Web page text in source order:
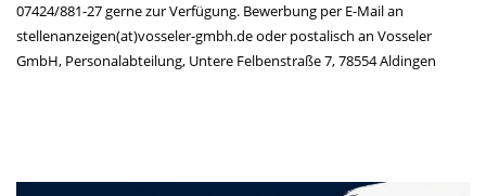
07424/881-27 gerne zur Verfügung. Bewerbung per E-Mail an
stellenanzeigen(at)vosseler-gmbh.de oder postalisch an Vosseler
GmbH, Personalabteilung, Untere Felbenstraße 7, 78554 Aldingen